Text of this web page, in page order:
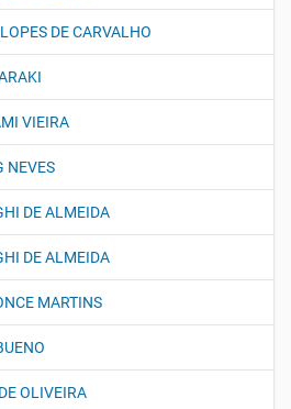
DE CARVALHO
VIEIRA
NEVES
DE ALMEIDA
DE ALMEIDA
MARTINS
OLIVEIRA